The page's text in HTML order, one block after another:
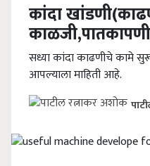
कांदा
सध्या कांदा काढणीचे कामे
आपल्याला माहिती आहे.